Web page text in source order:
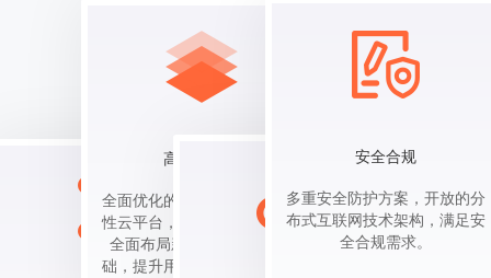
高可用平台
全面优化的高可用性、高安全
性云平台，为用户快速拓展、
全面布局新业务奠定坚实基
础，提升用户出行安全保障。
安全合规
多重安全防护方案，开放的分
布式互联网技术架构，满足安
全合规需求。